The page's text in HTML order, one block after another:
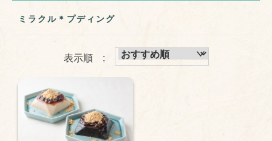
ミラクル＊プディング
表示順 :